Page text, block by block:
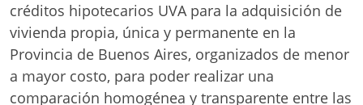
créditos hipotecarios UVA para la adquisición de
vivienda propia, única y permanente en la
Provincia de Buenos Aires, organizados de menor
a mayor costo, para poder realizar una
comparación homogénea y transparente entre las